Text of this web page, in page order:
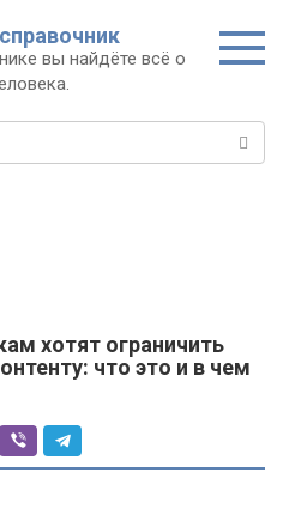
вы найдёте всё о
хотят ограничить
что это и в чем